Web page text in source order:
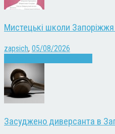
Мистецькі школи
zapsich, 05/08/2026
Засуджено диверсанта в